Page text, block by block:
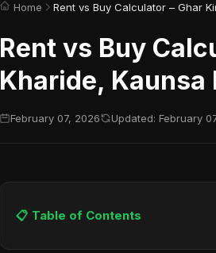
Home
Rent vs Buy
Kharide, Kaunsa
February 07, 2026 Updated: February
📋 Table of Contents